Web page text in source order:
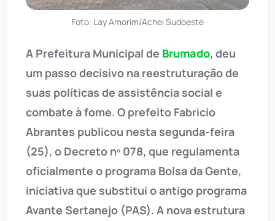
Foto: Lay Amorim/Achei Sudoeste
A Prefeitura Municipal de Brumado, deu
um passo decisivo na reestruturação de
suas políticas de assistência social e
combate à fome. O prefeito Fabricio
Abrantes publicou nesta segunda-feira
(25), o Decreto nº 078, que regulamenta
oficialmente o programa Bolsa da Gente,
iniciativa que substitui o antigo programa
Avante Sertanejo (PAS). A nova estrutura